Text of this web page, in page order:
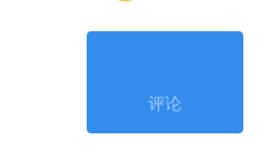
评论